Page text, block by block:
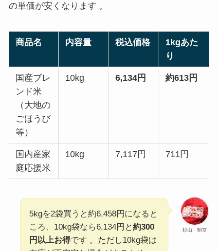
の単価が安くなります 。
商品名 内容量 税込価格
1kgあた
り
国産ブレ
ンド米
（大地の
ごほうび
等）
10kg 6,134円 約613円
国内産家
庭応援米
10kg 7,117円 711円
杉山 制空
5kgを2袋買うと約6,458円になると
ころ、10kg袋なら6,134円と約300
円以上お得です 。ただし10kg袋は